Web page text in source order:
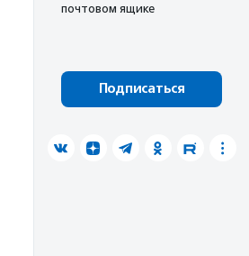
почтовом ящике
Подписаться